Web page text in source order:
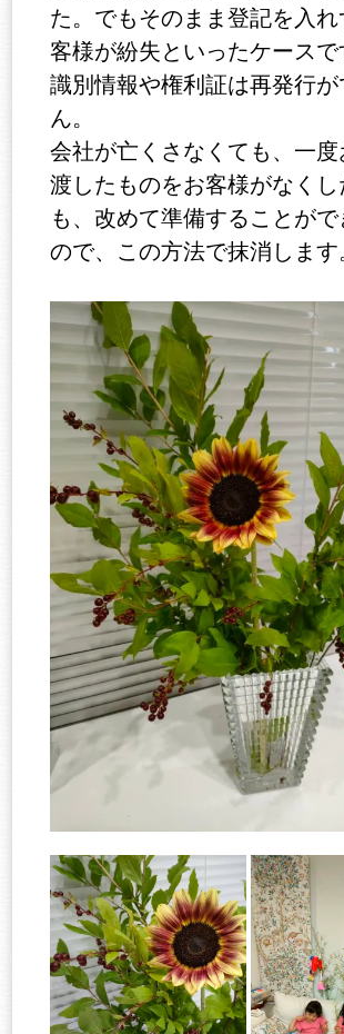
た。でもそのまま登記を入
客様が紛失といったケースで
識別情報や権利証は再発行
ん。
会社が亡くさなくても、一度
渡したものをお客様がなくし
も、改めて準備することが
ので、この方法で抹消します